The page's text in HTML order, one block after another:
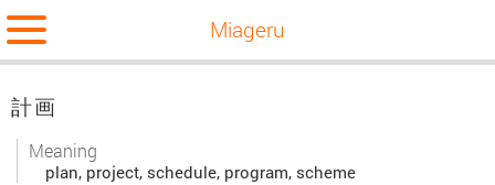
Miageru
計画
Meaning
plan, project, schedule, program, scheme